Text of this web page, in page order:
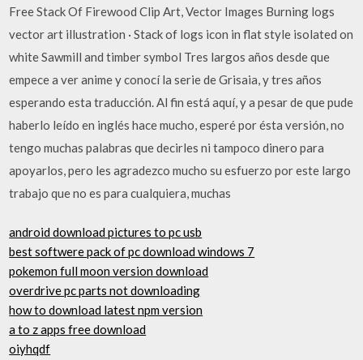
Free Stack Of Firewood Clip Art, Vector Images Burning logs
vector art illustration · Stack of logs icon in flat style isolated on
white Sawmill and timber symbol Tres largos años desde que
empece a ver anime y conocí la serie de Grisaia, y tres años
esperando esta traducción. Al fin está aquí, y a pesar de que pude
haberlo leído en inglés hace mucho, esperé por ésta versión, no
tengo muchas palabras que decirles ni tampoco dinero para
apoyarlos, pero les agradezco mucho su esfuerzo por este largo
trabajo que no es para cualquiera, muchas
android download pictures to pc usb
best softwere pack of pc download windows 7
pokemon full moon version download
overdrive pc parts not downloading
how to download latest npm version
a to z apps free download
oiyhqdf